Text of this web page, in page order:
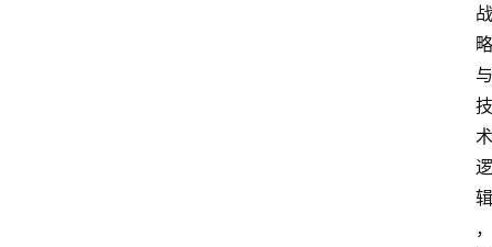
战
略
与
技
术
逻
辑
，